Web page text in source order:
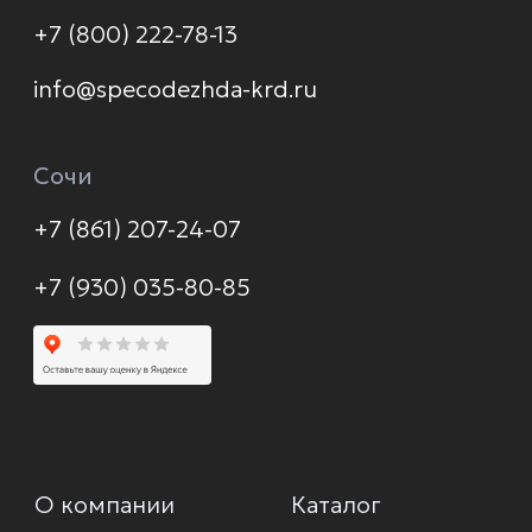
© 2026 Формула защиты
Контакты